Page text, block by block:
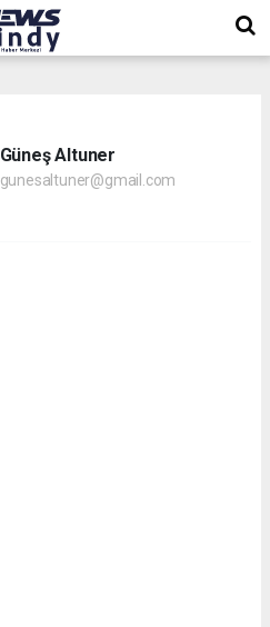
Güneş Altuner
gunesaltuner@gmail.com